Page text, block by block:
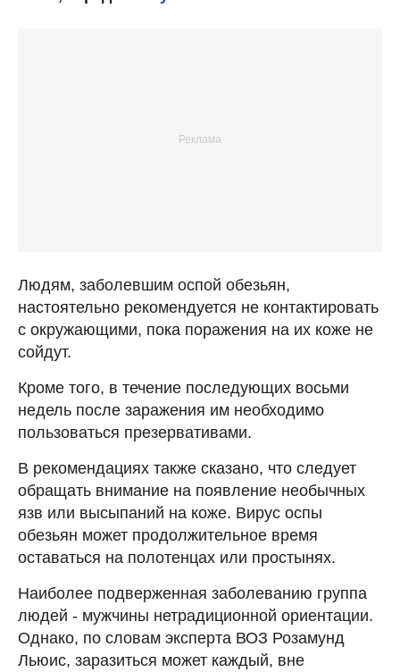
Людям, заболевшим оспой обезьян,
настоятельно рекомендуется не контактировать
с окружающими, пока поражения на их коже не
сойдут.
Кроме того, в течение последующих восьми
недель после заражения им необходимо
пользоваться презервативами.
В рекомендациях также сказано, что следует
обращать внимание на появление необычных
язв или высыпаний на коже. Вирус оспы
обезьян может продолжительное время
оставаться на полотенцах или простынях.
Наиболее подверженная заболеванию группа
людей - мужчины нетрадиционной ориентации.
Однако, по словам эксперта ВОЗ Розамунд
Льюис, заразиться может каждый, вне